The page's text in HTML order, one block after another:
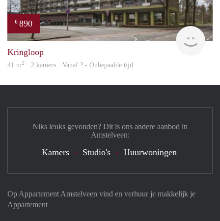
€ 890
Kringloop
41 m2 · 2 kamers · Vanaf ? - Onbepaalde tijd
Op Appartement Amstelveen vind en verhuur je makkelijk je
Appartement
Niks leuks gevonden? Dit is ons andere aanbod in
Amstelveen:
Kamers Studio's Huurwoningen